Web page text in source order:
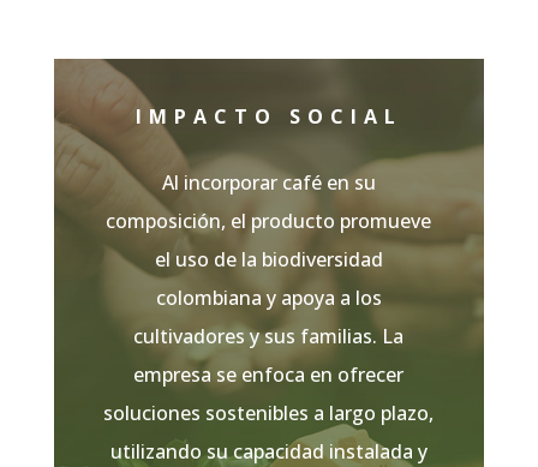
IMPACTO SOCIAL
Al incorporar café en su
composición, el producto promueve
el uso de la biodiversidad
colombiana y apoya a los
cultivadores y sus familias. La
empresa se enfoca en ofrecer
soluciones sostenibles a largo plazo,
utilizando su capacidad instalada y